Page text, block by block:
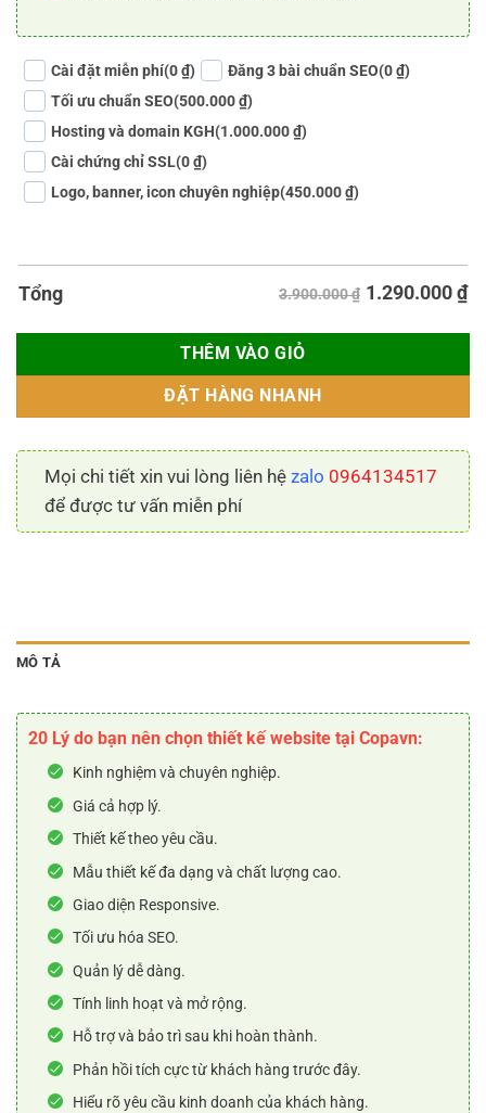
Cài đặt miễn phí(0 ₫) Đăng 3 bài chuẩn SEO(0 ₫)
Tối ưu chuẩn SEO(500.000 ₫)
Hosting và domain KGH(1.000.000 ₫)
Cài chứng chỉ SSL(0 ₫)
Logo, banner, icon chuyên nghiệp(450.000 ₫)
Tổng 3.900.000 ₫ 1.290.000₫
THÊM VÀO GIỎ
ĐẶT HÀNG NHANH
Mọi chi tiết xin vui lòng liên hệ zalo 0964134517
để được tư vấn miễn phí
MÔ TẢ
20 Lý do bạn nên chọn thiết kế website tại Copavn:
Kinh nghiệm và chuyên nghiệp.
Giá cả hợp lý.
Thiết kế theo yêu cầu.
Mẫu thiết kế đa dạng và chất lượng cao.
Giao diện Responsive.
Tối ưu hóa SEO.
Quản lý dễ dàng.
Tính linh hoạt và mở rộng.
Hỗ trợ và bảo trì sau khi hoàn thành.
Phản hồi tích cực từ khách hàng trước đây.
Hiểu rõ yêu cầu kinh doanh của khách hàng.